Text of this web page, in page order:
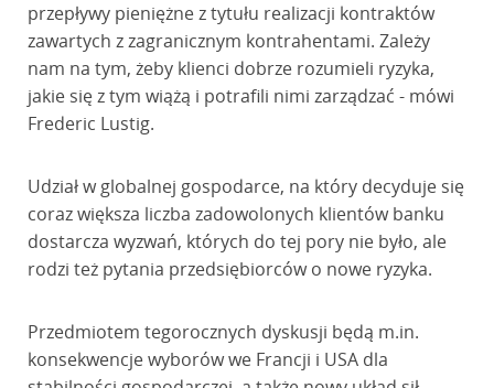
przepływy pieniężne z tytułu realizacji kontraktów
zawartych z zagranicznym kontrahentami. Zależy
nam na tym, żeby klienci dobrze rozumieli ryzyka,
jakie się z tym wiążą i potrafili nimi zarządzać - mówi
Frederic Lustig.
Udział w globalnej gospodarce, na który decyduje się
coraz większa liczba zadowolonych klientów banku
dostarcza wyzwań, których do tej pory nie było, ale
rodzi też pytania przedsiębiorców o nowe ryzyka.
Przedmiotem tegorocznych dyskusji będą m.in.
konsekwencje wyborów we Francji i USA dla